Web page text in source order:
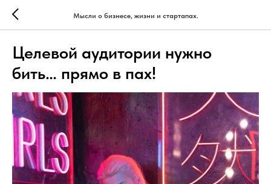
Мысли о бизнесе, жизни и стартапах.
Целевой аудитории нужно
бить… прямо в пах!